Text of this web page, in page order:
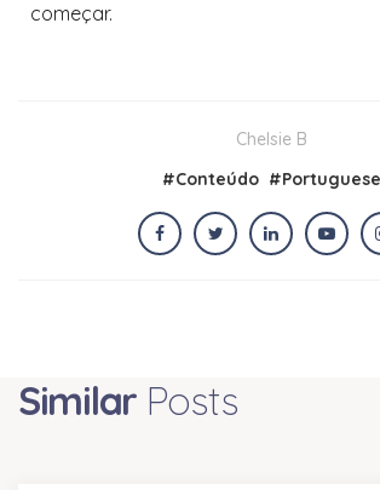
começar.
Chelsie B
#Conteúdo #Portuguese
Similar Posts